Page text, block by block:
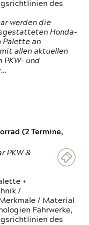
des
werden die
Honda-
Palette an
allen aktuellen
PKW- und
(2 Termine,
PKW &
+
/
/ Material
Fahrwerke,
des